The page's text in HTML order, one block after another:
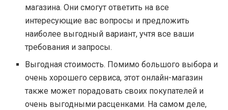
магазина. Они смогут ответить на все
интересующие вас вопросы и предложить
наиболее выгодный вариант, учтя все ваши
требования и запросы.
Выгодная стоимость. Помимо большого выбора и
очень хорошего сервиса, этот онлайн-магазин
также может порадовать своих покупателей и
очень выгодными расценками. На самом деле,